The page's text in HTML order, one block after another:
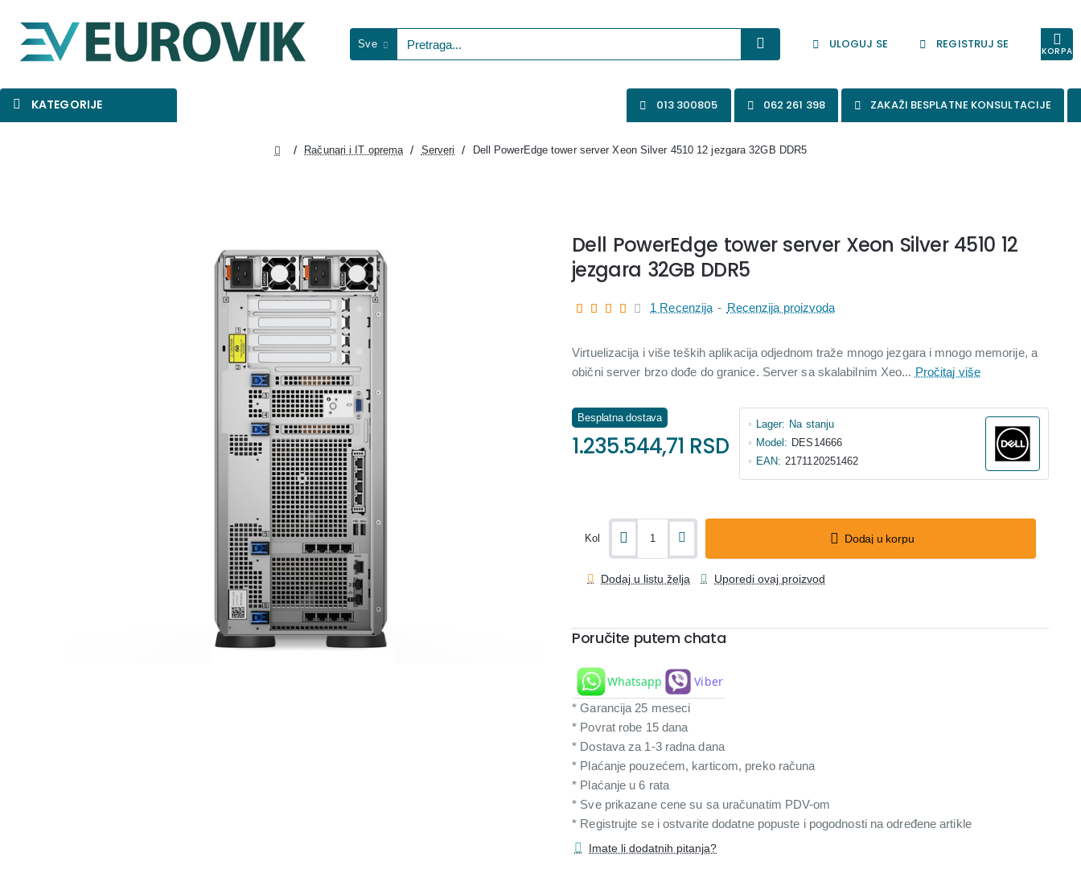
Sve
Pretraga... ULOGUJ SE REGISTRUJ SE KORPA
KATEGORIJE SVE ZA VIDEO NADZOR
013 300805 062 261 398 ZAKAŽI BESPLATNE KONSULTACIJE
Računari i IT oprema Serveri Dell PowerEdge tower server Xeon Silver 4510 12 jezgara 32GB DDR5
Dell PowerEdge tower server Xeon Silver 4510 12
jezgara 32GB DDR5
Virtuelizacija i više teških aplikacija odjednom traže mnogo jezgara i mnogo memorije, a
obični server brzo dođe do granice. Server sa skalabilnim Xeo... Pročitaj više
1 Recenzija - Recenzija proizvoda
Besplatna dostava
1.235.544,71 RSD
Lager: Na stanju
Model: DES14666
EAN: 2171120251462
Kol Dodaj u korpu
Dodaj u listu želja Uporedi ovaj proizvod
Poručite putem chata
Whatsapp Viber
* Garancija 25 meseci
* Povrat robe 15 dana
* Dostava za 1-3 radna dana
* Plaćanje pouzećem, karticom, preko računa
* Plaćanje u 6 rata
* Sve prikazane cene su sa uračunatim PDV-om
* Registrujte se i ostvarite dodatne popuste i pogodnosti na određene artikle
Imate li dodatnih pitanja?